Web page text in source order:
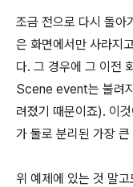
조금 전으로 다시 돌아
은 화면에서만 사라지
다. 그 경우에 그 이전
Scene event는 불려
려졌기 때문이죠). 이
가 둘로 분리된 가장
위 예제에 있는 것 말